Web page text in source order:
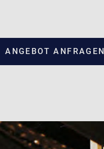
ANGEBOT ANFRAGEN